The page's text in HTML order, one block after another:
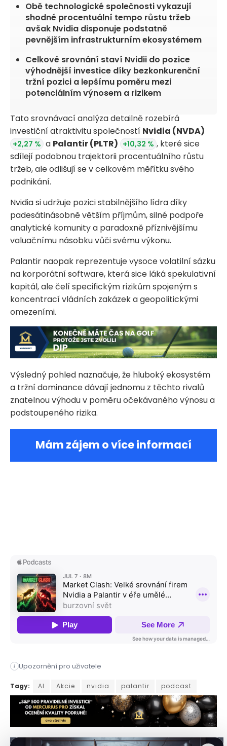
Obě technologické společnosti vykazují
shodné procentuální tempo růstu tržeb
avšak Nvidia disponuje podstatně
pevnějším infrastrukturním ekosystémem
Celkové srovnání staví Nvidii do pozice
výhodnější investice díky bezkonkurenční
tržní pozici a lepšímu poměru mezi
potenciálním výnosem a rizikem
Tato srovnávací analýza detailně rozebírá
investiční atraktivitu společností Nvidia (NVDA)
+2,27 % a Palantir(PLTR) +10,32 % , které sice
sdílejí podobnou trajektorii procentuálního růstu
tržeb, ale odlišují se v celkovém měřítku svého
podnikání.
Nvidia si udržuje pozici stabilnějšího lídra díky
padesátinásobně větším příjmům, silné podpoře
analytické komunity a paradoxně příznivějšímu
valuačnímu násobku vůči svému výkonu.
Palantir naopak reprezentuje vysoce volatilní sázku
na korporátní software, která sice láká spekulativní
kapitál, ale čelí specifickým rizikům spojeným s
koncentrací vládních zakázek a geopolitickými
omezeními.
Výsledný pohled naznačuje, že hluboký ekosystém
a tržní dominance dávají jednomu z těchto rivalů
znatelnou výhodu v poměru očekávaného výnosu a
podstoupeného rizika.
Mám zájem o více informací
i Upozornění pro uživatele
Rozmach umělé inteligence staví investory před klíčové
Tagy: AI Akcie nvidia palantir podcast